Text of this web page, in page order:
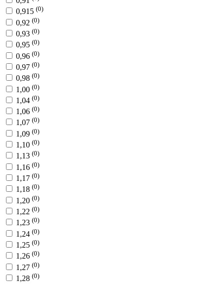
0,915 (0)
0,92 (0)
0,93 (0)
0,95 (0)
0,96 (0)
0,97 (0)
0,98 (0)
1,00 (0)
1,04 (0)
1,06 (0)
1,07 (0)
1,09 (0)
1,10 (0)
1,13 (0)
1,16 (0)
1,17 (0)
1,18 (0)
1,20 (0)
1,22 (0)
1,23 (0)
1,24 (0)
1,25 (0)
1,26 (0)
1,27 (0)
1,28 (0)